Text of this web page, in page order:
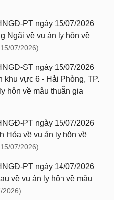
PT ngày 15/07/2026
Ngãi về vụ án ly hôn về
07/2026)
ST ngày 15/07/2026
khu vực 6 - Hải Phòng, TP.
hôn về mâu thuẫn gia
PT ngày 15/07/2026
Hóa về vụ án ly hôn về
07/2026)
PT ngày 14/07/2026
về vụ án ly hôn về mâu
2026)